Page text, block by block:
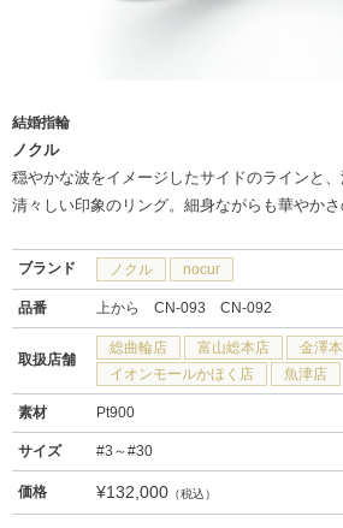
結婚指輪
ノクル
穏やかな波をイメージしたサイドのラインと
清々しい印象のリング。細身ながらも華やかさ
ブランド ノクル nocur
品番 上から CN-093 CN-092
取扱店舗
総曲輪店 富山総本店
金澤
イオンモールかほく店
魚津店
素材 Pt900
サイズ #3～#30
価格 ¥132,000 （税込）